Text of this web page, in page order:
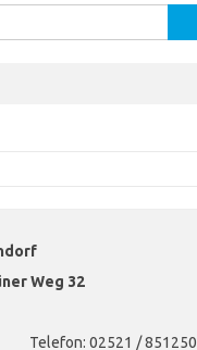
Weg 32
Telefon: 02521 / 851250